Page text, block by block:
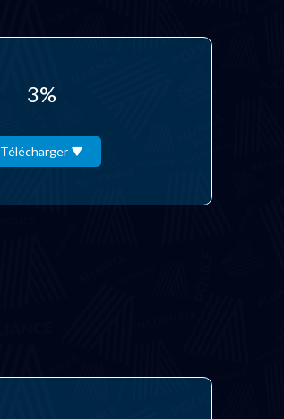
3%
Télécharger